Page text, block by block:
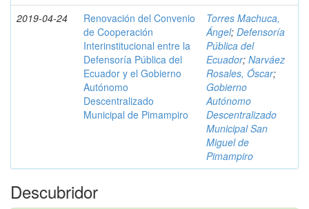
2019-04-24
Renovación del Convenio
de Cooperación
Interinstitucional entre la
Defensoría Pública del
Ecuador y el Gobierno
Autónomo
Descentralizado
Municipal de Pimampiro
Torres Machuca,
Ángel; Defensoría
Pública del
Ecuador; Narváez
Rosales, Óscar;
Gobierno
Autónomo
Descentralizado
Municipal San
Miguel de
Pimampiro
Descubridor